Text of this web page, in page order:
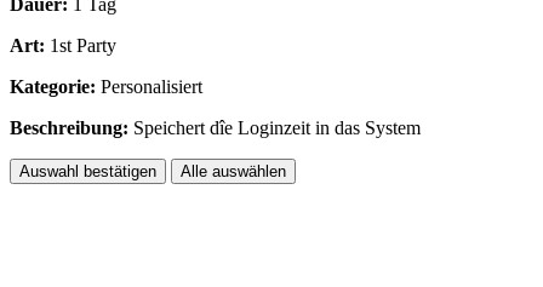
Art: 1st Party
Kategorie: Personalisiert
Beschreibung: Speichert dîe Loginzeit in das System
Auswahl bestätigen Alle auswählen